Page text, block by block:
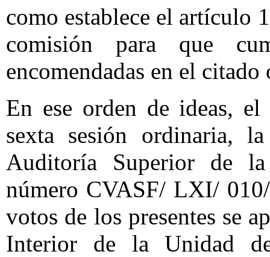
como establece el artículo
comisión para que
encomendadas en el
En ese orden de ideas,
sexta sesión ordinaria,
Auditoría Superior de
número CVASF/ LXI/
votos de los presentes se
Interior de la Unidad